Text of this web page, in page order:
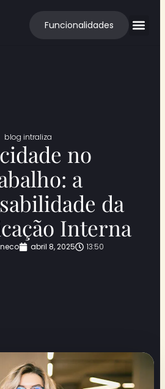
Funcionalidades
blog intraliza
no
a
da
Interna​
abril 8, 2025 13:50